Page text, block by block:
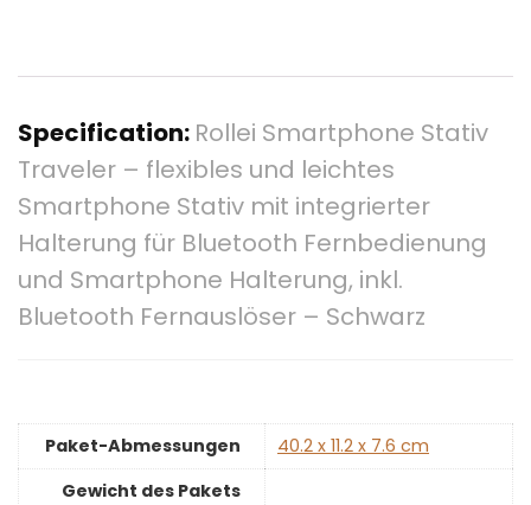
Specification: Rollei Smartphone Stativ
Traveler – flexibles und leichtes
Smartphone Stativ mit integrierter
Halterung für Bluetooth Fernbedienung
und Smartphone Halterung, inkl.
Bluetooth Fernauslöser – Schwarz
Paket-Abmessungen
‎40.2 x 11.2 x 7.6 cm
Gewicht des Pakets